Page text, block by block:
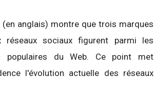
(en anglais) montre que trois marques
réseaux sociaux figurent parmi les
populaires du Web. Ce point met
l'évolution actuelle des réseaux